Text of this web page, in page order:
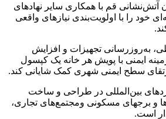
آتش‌نشانی قم با همکاری سایر نهادهای
خود را با اولویت‌بندی نیازهای واقعی
به‌روزرسانی تجهیزات و افزایش
ایمنی با پویش هر خانه یک کپسول
سطح ایمنی شهری کمک شایانی کند.
بین‌المللی در طراحی و ساخت
ها و برجهای مسکونی ومجتمع‌های تجاری،
است.